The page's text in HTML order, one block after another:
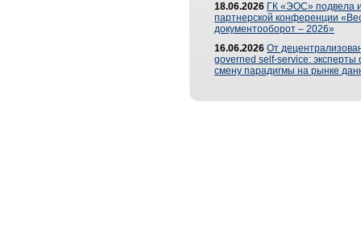
18.06.2026 ГК «ЭОС» подвела
партнерской конференции
документооборот – 2026»
16.06.2026 От
governed self-service: эксперты
смену парадигмы на рынке